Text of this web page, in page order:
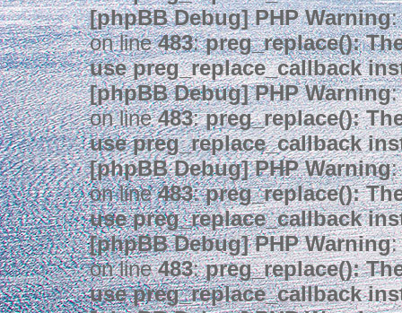
[phpBB Debug] PHP Warning:
on line483:preg_replace():
use preg_replace_callback
[phpBB Debug] PHP Warning:
on line483:preg_replace():
use preg_replace_callback
[phpBB Debug] PHP Warning:
on line483:preg_replace():
use preg_replace_callback
[phpBB Debug] PHP Warning:
on line483:preg_replace():
use preg_replace_callback